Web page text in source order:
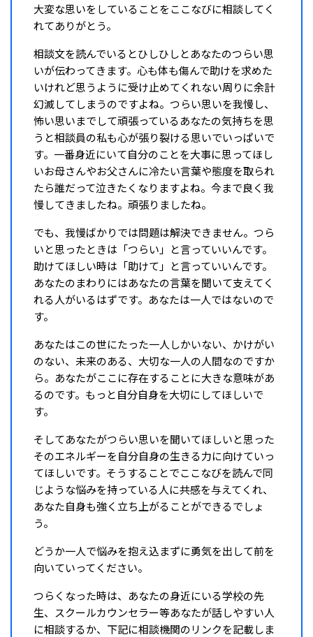
大変な思いをしていることをここなびに相談してく
れてありがとう。
相談文を読んでいるとひしひしとあなたのつらい思
いが伝わってきます。心も体も傷んで助けを求めた
いけれど思うように受け止めてくれない周りに余計
幻滅してしまうのですよね。つらい思いを我慢し、
怖い思いまでして頑張っているあなたの気持ちを思
うと相談員の私も心が張り裂ける思いでいっぱいで
す。一番身近にいて自分のことを大事に思ってほし
いお母さんやお父さんに冷たい言葉や態度を取られ
たら誰だって泣きたくなりますよね。今まで良く我
慢してきましたね。頑張りましたね。
でも、我慢ばかりでは問題は解決できません。つら
いと思ったときは「つらい」と言っていいんです。
助けてほしい時は「助けて」と言っていいんです。
あなたのまわりにはあなたの言葉を聞いて支えてく
れる人がいるはずです。あなたは一人ではないので
す。
あなたはこの世にたった一人しかいない、かけがい
のない、未来のある、大切な一人の人間なのですか
ら。あなたがここに存在することに大きな意味があ
るのです。もっと自分自身を大切にしてほしいで
す。
そしてあなたがつらい思いを聞いてほしいと思った
そのエネルギーを自分自身の生きる力に向けていっ
てほしいです。そうすることでここなびを読んで同
じような悩みを持っている人に共感を与えてくれ、
あなた自身も強く立ち上がることができるでしょ
う。
どうか一人で悩みを抱え込まずに勇気を出して前を
向いていってください。
つらくなった時は、あなたの身近にいる学校の先
生、スクールカウンセラー等あなたが話しやすい人
に相談するか、下記に相談機関のリンクを記載しま